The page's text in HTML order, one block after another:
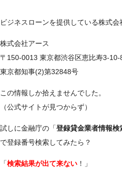
ビジネスローンを提供している株式会
株式会社アース
〒150-0013 東京都渋谷区恵比寿3-10-
東京都知事(2)第32848号
この情報しか拾えませんでした。
（公式サイトが見つからず）
試しに金融庁の「登録貸金業者情報検
で登録番号検索してみたら？
「検索結果が出て来ない ！」